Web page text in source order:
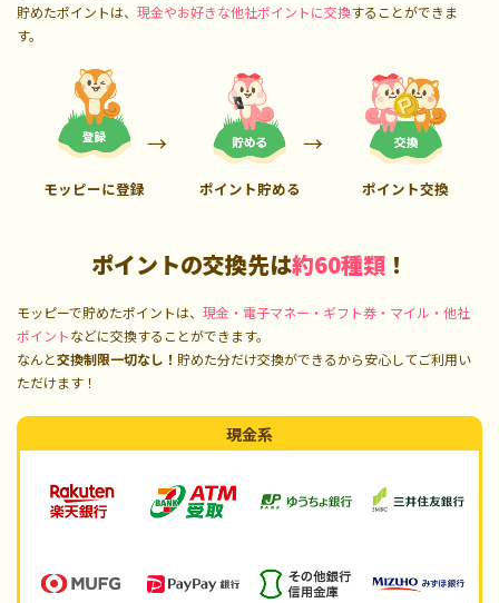
貯めたポイントは、 現金やお好きな他社ポイントに交換することができま
す。
モッピーに登録 ポイント貯める ポイント交換
ポイントの交換先は約60種類 ！
モッピーで貯めたポイントは、 現金・電子マネー・ギフト券・マイル・他社
ポイントなどに交換することができます。
なんと交換制限一切なし！ 貯めた分だけ交換ができるから安心してご利用い
ただけます！
現金系